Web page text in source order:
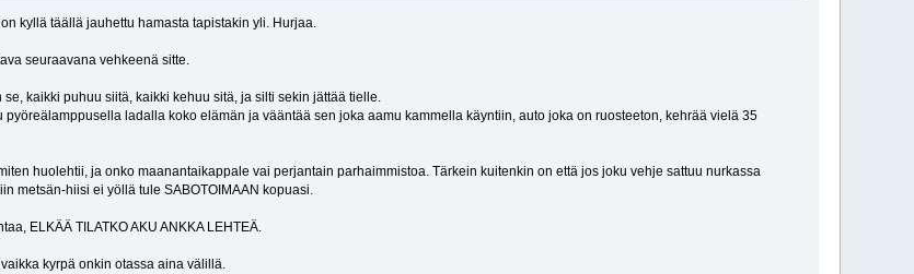
kyllä täällä jauhettu hamasta tapistakin yli. Hurjaa.
seuraavana vehkeenä sitte.
kaikki puhuu siitä, kaikki kehuu sitä, ja silti sekin jättää tielle.
ladalla koko elämän ja vääntää sen joka aamu kammella käyntiin, auto joka on ruosteeton, kehrää vielä 35
huolehtii, ja onko maanantaikappale vai perjantain parhaimmistoa. Tärkein kuitenkin on että jos joku vehje sattuu nurkassa
metsän-hiisi ei yöllä tule SABOTOIMAAN kopuasi.
ELKÄÄ TILATKO AKU ANKKA LEHTEÄ.
kyrpä onkin otassa aina välillä.